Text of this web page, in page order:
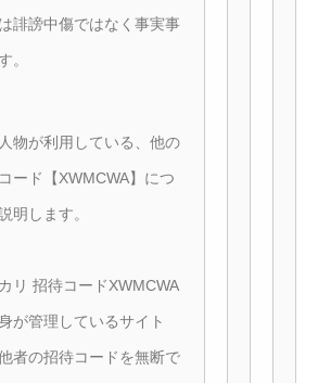
誹謗中傷ではなく事実事
。
物が利用している、他の
ード【XWMCWA】につ
明します。
リ 招待コードXWMCWA
が管理しているサイト
者の招待コードを無断で